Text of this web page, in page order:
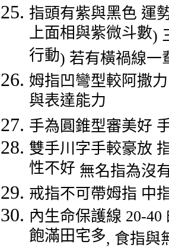
指頭有紫與黑色 運
上面相與紫微斗數)
行動) 若有橫禍線一
姆指凹彎型較阿撒力
與表達能力
手為圓錐型審美好
雙手川字手較豪放
性不好 無名指為沒
戒指不可帶姆指 中
內生命保護線 20-40
飽滿田宅多, 食指與